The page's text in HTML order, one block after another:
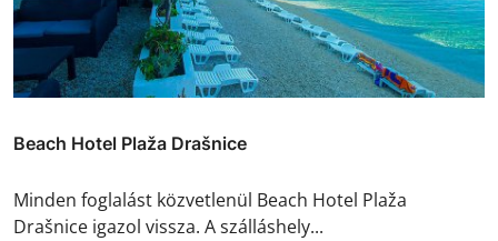
Beach Hotel Plaža Drašnice
Minden foglalást közvetlenül Beach Hotel Plaža
Drašnice igazol vissza. A szálláshely...